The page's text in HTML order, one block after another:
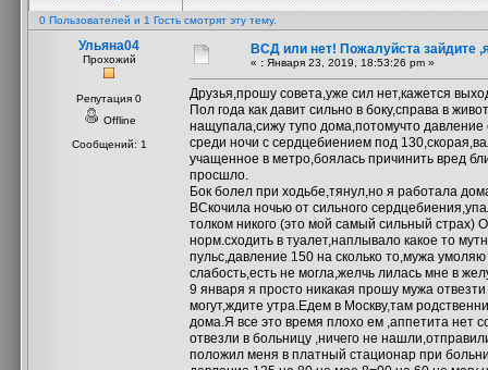
0 Пользователей и 1 Гость смотрят эту тему.
Ульяна04
Прохожий
Репутация 0
Offline
Сообщений: 1
ВСД или нет! Пожалуйста зайдите
« : Января 23, 2019, 18:53:26 pm »
Друзья,прошу совета,уже сил нет,кажется
Пол года как давит сильно в боку,справа в
нащупала,сижу тупо дома,потомучто давление
среди ночи с сердцебиением под
учащенное в метро,боялась причинить вред
просшло.
Бок болел при ходьбе,тянул,но я работала
ВСкочила ночью от сильного
толком никого (это мой самый сильный страх)
норм.сходить в туалет,наплывало какое то
пульс,давление 150 на сколько то,мужа
слабость,есть не могла,желчь лилась мне в
9 января я просто никакая прошу мужа
могут,ждите утра.Едем в Москву,там
дома.Я все это время плохо ем ,аппетита нет
отвезли в больницу ,ничего не
положил меня в платный стационар при